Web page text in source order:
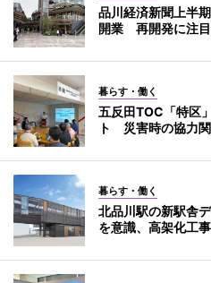
品川経済新聞上半
開業 再開発に注
暮らす・働く
五反田TOC「特区
ト 災害時の協力
暮らす・働く
北品川駅の新駅舎
を意識、高架化工